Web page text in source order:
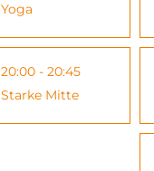
Yoga
20:00 - 20:45
Starke Mitte